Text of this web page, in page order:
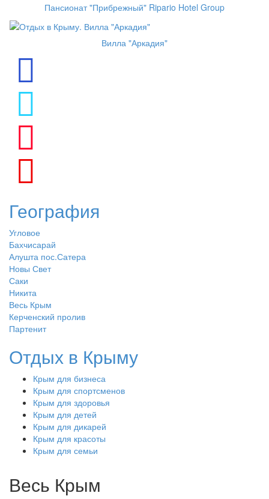
Пансионат "Прибрежный" Ripario Hotel Group
Вилла "Аркадия"
География
Угловое
Бахчисарай
Алушта пос.Сатера
Новы Свет
Саки
Никита
Весь Крым
Керченский пролив
Партенит
Отдых в Крыму
Крым для бизнеса
Крым для спортсменов
Крым для здоровья
Крым для детей
Крым для дикарей
Крым для красоты
Крым для семьи
Весь Крым